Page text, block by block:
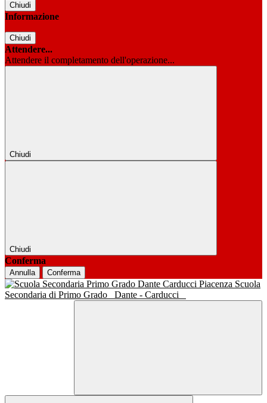
Chiudi
Informazione
Chiudi
Attendere...
Attendere il completamento dell'operazione...
Chiudi
Chiudi
Conferma
Annulla Conferma
Scuola
Secondaria di Primo Grado
Dante - Carducci